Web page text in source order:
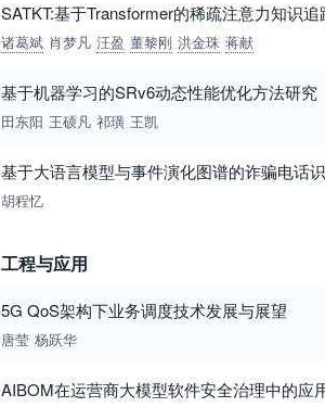
SATKT:基于Transformer的稀疏注意力知识追
诸葛斌 肖梦凡 汪盈 董黎刚 洪金珠 蒋献
基于机器学习的SRv6动态性能优化方法研究
田东阳 王硕凡 祁璜 王凯
基于大语言模型与事件演化图谱的诈骗电话
胡程忆
工程与应用
5G QoS架构下业务调度技术发展与展望
唐莹 杨跃华
AIBOM在运营商大模型软件安全治理中的应